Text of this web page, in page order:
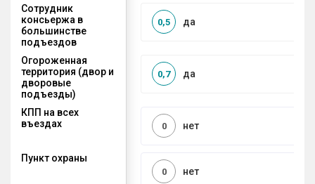
Сотрудник
консьержа в
большинстве
подъездов
да
0,5
Огороженная
территория (двор и
дворовые
подъезды)
да
0,7
КПП на всех
въездах
нет
0
Пункт охраны
нет
0